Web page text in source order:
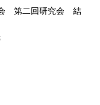
第二回研究会 結